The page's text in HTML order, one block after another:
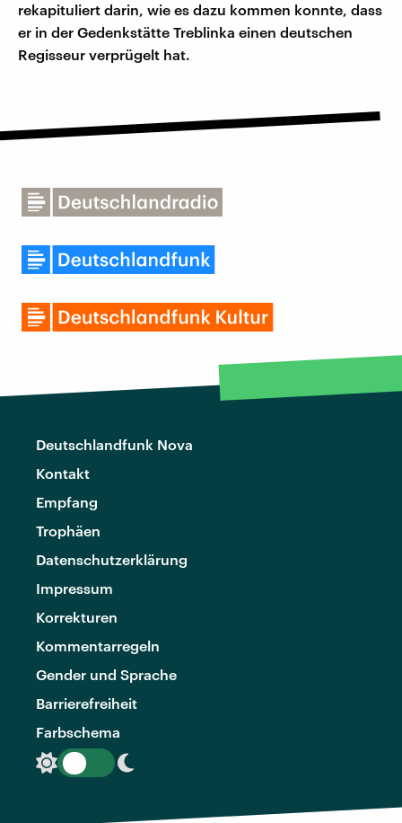
rekapituliert darin, wie es dazu kommen konnte, dass
er in der Gedenkstätte Treblinka einen deutschen
Regisseur verprügelt hat.
Deutschlandfunk Nova
Kontakt
Empfang
Trophäen
Datenschutzerklärung
Impressum
Korrekturen
Kommentarregeln
Gender und Sprache
Barrierefreiheit
Farbschema